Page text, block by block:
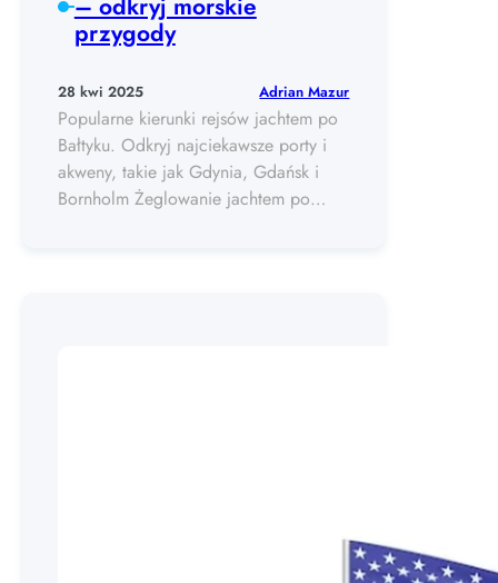
– odkryj morskie
przygody
28 kwi 2025 Adrian Mazur
Popularne kierunki rejsów jachtem po
Bałtyku. Odkryj najciekawsze porty i
akweny, takie jak Gdynia, Gdańsk i
Bornholm Żeglowanie jachtem po…